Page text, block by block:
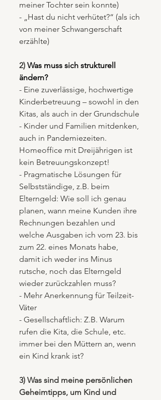
meiner Tochter sein konnte)
- „Hast du nicht verhütet?“ (als ich
von meiner Schwangerschaft
erzählte)
2) Was muss sich strukturell
ändern?
- Eine zuverlässige, hochwertige
Kinderbetreuung – sowohl in den
Kitas, als auch in der Grundschule
- Kinder und Familien mitdenken,
auch in Pandemiezeiten.
Homeoffice mit Dreijährigen ist
kein Betreuungskonzept!
- Pragmatische Lösungen für
Selbstständige, z.B. beim
Elterngeld: Wie soll ich genau
planen, wann meine Kunden ihre
Rechnungen bezahlen und
welche Ausgaben ich vom 23. bis
zum 22. eines Monats habe,
damit ich weder ins Minus
rutsche, noch das Elterngeld
wieder zurückzahlen muss?
- Mehr Anerkennung für Teilzeit-
Väter
- Gesellschaftlich: Z.B. Warum
rufen die Kita, die Schule, etc.
immer bei den Müttern an, wenn
ein Kind krank ist?
3) Was sind meine persönlichen
Geheimtipps, um Kind und